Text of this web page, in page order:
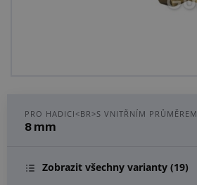
PRO HADICI<BR>S VNITŘNÍM PRŮMĚREM
8 mm
Zobrazit všechny varianty (19)